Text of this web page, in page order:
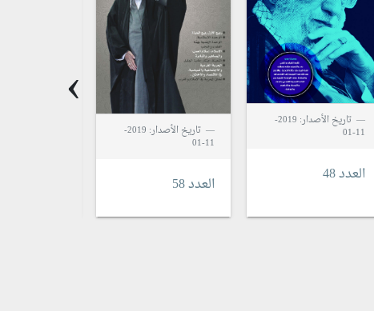
تاريخ الأصدار: 2019-
11-01
العدد 48
تاريخ الأصدار: 2019-
11-01
العدد 58
›